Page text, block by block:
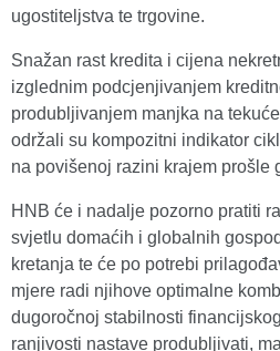
ugostiteljstva te trgovine.
Snažan rast kredita i cijena
izglednim podcjenjivanjem
produbljivanjem manjka na
održali su kompozitni indikator
na povišenoj razini krajem prošle
HNB će i nadalje pozorno pratiti
svjetlu domaćih i globalnih
kretanja te će po potrebi
mjere radi njihove optimalne
dugoročnoj stabilnosti
ranjivosti nastave produbljivati,